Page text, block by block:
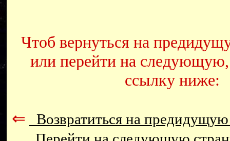
Чтоб вернуться на
или перейти на
ссылку ниже:
⇐
Возвратиться на